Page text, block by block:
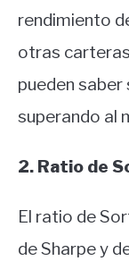
rendimiento
otras
pueden
superando al
2. Ratio de
El ratio de
de Sharpe y